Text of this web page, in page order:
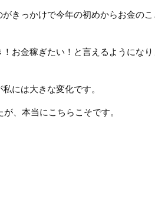
きっかけで今年の初めからお金のこ
お金稼ぎたい！と言えるようになり
には大きな変化です。
、本当にこちらこそです。